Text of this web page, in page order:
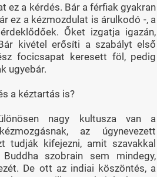
ez a kérdés. Bár a férfiak gyakran
ez a kézmozdulat is árulkodó -, a
Őket izgatja igazán,
kivétel erősíti a szabályt első
focicsapat keresett föl, pedig
ugyebár.
a kéztartás is?
nagy kultusza van a
az úgynevezett
tudják kifejezni, amit szavakkal
Buddha szobrain sem mindegy,
De ott az indiai köszöntés, a